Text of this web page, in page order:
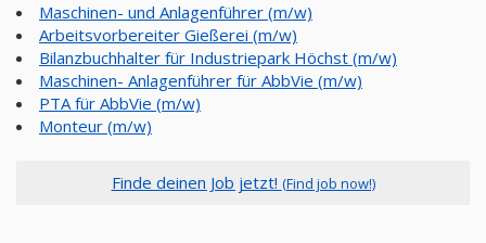
Maschinen- und Anlagenführer (m/w)
Arbeitsvorbereiter Gießerei (m/w)
Bilanzbuchhalter für Industriepark Höchst (m/w)
Maschinen- Anlagenführer für AbbVie (m/w)
PTA für AbbVie (m/w)
Monteur (m/w)
Finde deinen Job jetzt! (Find job now!)